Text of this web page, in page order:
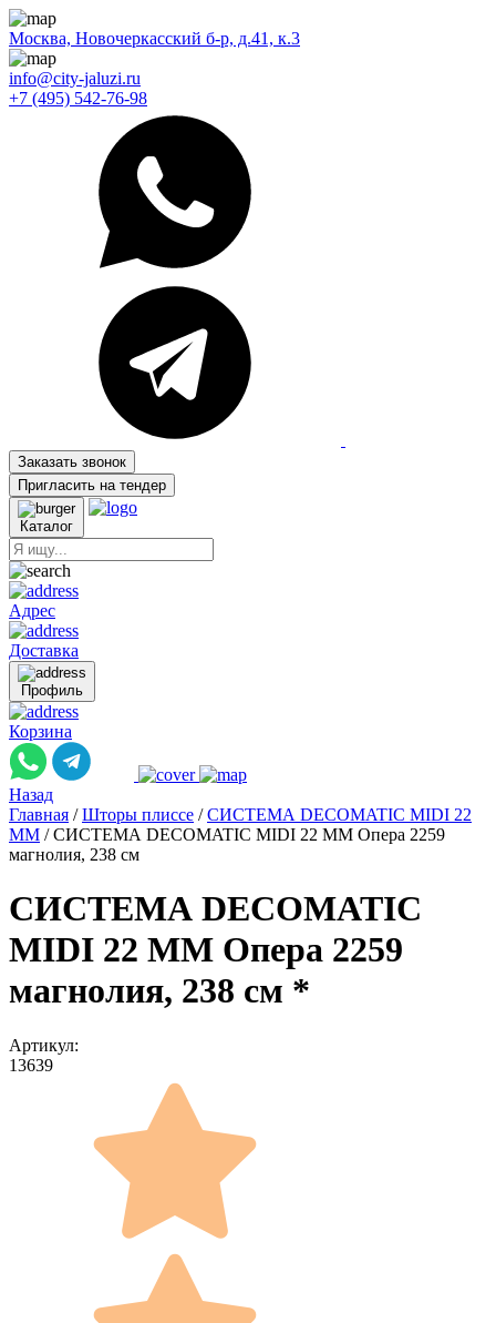
Москва, Новочеркасский б-р, д.41, к.3
info@city-jaluzi.ru
+7 (495) 542-76-98
Заказать звонок
Пригласить на тендер
Каталог
Адрес
Доставка
Профиль
Корзина
Назад
Главная / Шторы плиссе / СИСТЕМА DECOMATIC MIDI 22
ММ / СИСТЕМА DECOMATIC MIDI 22 ММ Опера 2259
магнолия, 238 см
СИСТЕМА DECOMATIC
MIDI 22 ММ Опера 2259
магнолия, 238 см *
Артикул:
13639